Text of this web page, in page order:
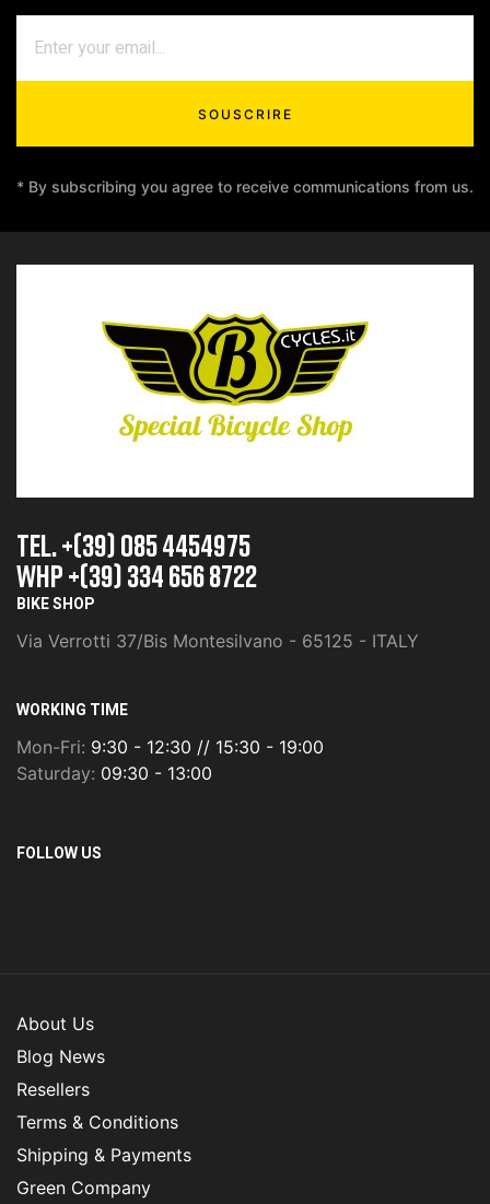
SOUSCRIRE
* By subscribing you agree to receive communications from us.
TEL. +(39) 085 4454975
whp +(39) 334 656 8722
BIKE SHOP
Via Verrotti 37/Bis Montesilvano - 65125 - ITALY
WORKING TIME
Mon-Fri: 9:30 - 12:30 // 15:30 - 19:00
Saturday: 09:30 - 13:00
FOLLOW US
About Us
Blog News
Resellers
Terms & Conditions
Shipping & Payments
Green Company